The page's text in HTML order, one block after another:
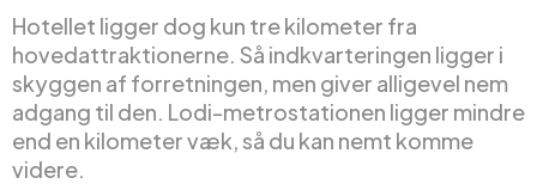
Hotellet ligger dog kun tre kilometer fra
hovedattraktionerne. Så indkvarteringen ligger i
skyggen af forretningen, men giver alligevel nem
adgang til den. Lodi-metrostationen ligger mindre
end en kilometer væk, så du kan nemt komme
videre.